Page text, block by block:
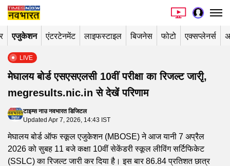
एजुकेशन एंटरटेनमेंट लाइफस्टाइल बिजनेस फोटो एक्सप्लेनर्स
LIVE
मेघालय बोर्ड एसएसएलसी 10वीं परीक्षा का रिजल्ट जारीृ,
megresults.nic.in से देखें परिणाम
टाइम्स नाउ नवभारत डिजिटल
Updated Apr 7, 2026, 14:43 IST
मेघालय बोर्ड ऑफ स्कूल एजुकेशन (MBOSE) ने आज यानी 7 अप्रैल
2026 को सुबह 11 बजे कक्षा 10वीं सेकेंडरी स्कूल लीविंग सर्टिफिकेट
(SSLC) का रिजल्ट जारी कर दिया है। इस बार 86.84 प्रतिशत छात्र